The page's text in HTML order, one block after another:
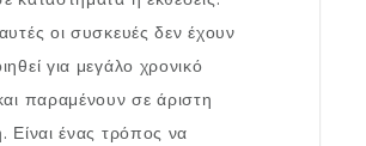
οι συσκευές δεν έχουν
για μεγάλο χρονικό
παραμένουν σε άριστη
Είναι ένας τρόπος να